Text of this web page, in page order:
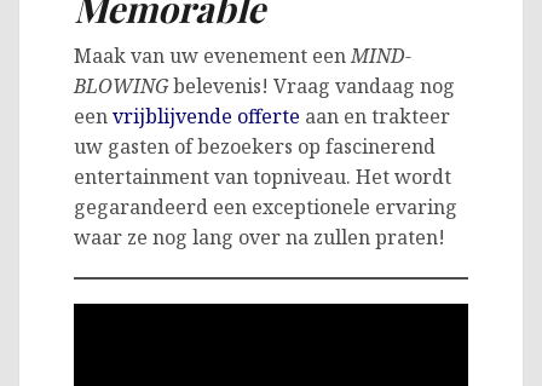
Maak van uw evenement eenMIND-
BLOWINGbelevenis! Vraag vandaag nog
eenvrijblijvende offerte aan en trakteer
uw gasten of bezoekers op fascinerend
entertainment van topniveau. Het wordt
gegarandeerd een exceptionele ervaring
waar ze nog lang over na zullen praten!